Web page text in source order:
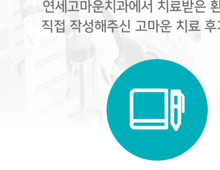
연세고마운치과에서 치료받은
직접 작성해주신 고마운 치료